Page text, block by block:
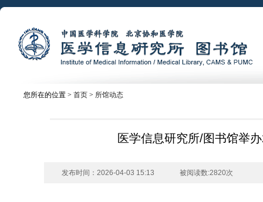
您所在的位置 > 首页 > 所馆动态
医学信息研究所/图书馆举
发布时间：2026-04-03 15:13 被阅读数:2820次